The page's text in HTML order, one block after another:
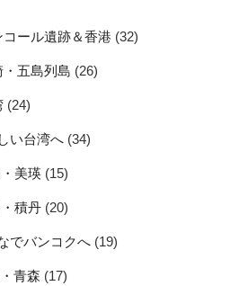
コール遺跡＆香港 (32)
・五島列島 (26)
(24)
い台湾へ (34)
美瑛 (15)
積丹 (20)
でバンコクへ (19)
青森 (17)